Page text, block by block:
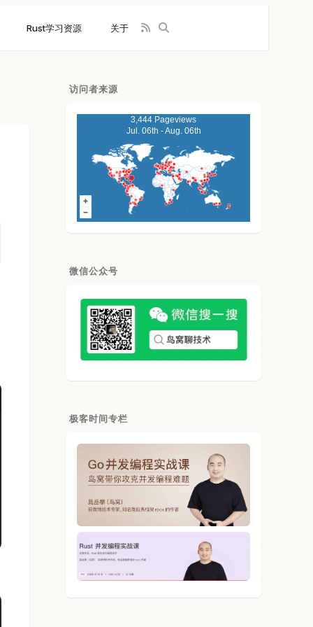
Rust学习资源 关于
访问者来源
3,444 Pageviews
Jul. 06th - Aug. 06th
微信公众号
极客时间专栏